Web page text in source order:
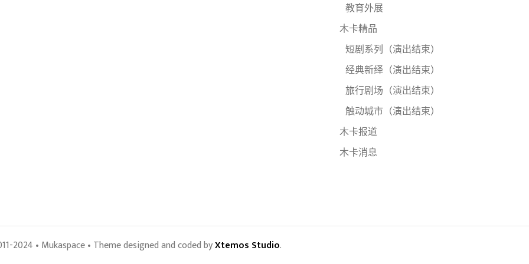
教育外展
木卡精品
短剧系列（演出结束）
经典新绎（演出结束）
旅行剧场（演出结束）
触动城市（演出结束）
木卡报道
木卡消息
2024 • Mukaspace • Theme designed and coded byXtemos Studio.